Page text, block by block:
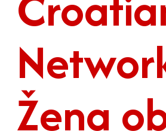
Žena